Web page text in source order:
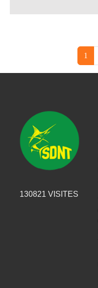
1
130821 VISITES